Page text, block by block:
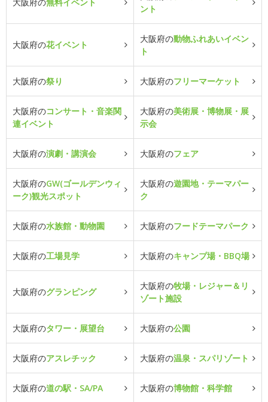
ント
大阪府の花イベント
大阪府の動物ふれあいイベン
ト
大阪府の祭り 大阪府のフリーマーケット
大阪府のコンサート・音楽関
連イベント
大阪府の美術展・博物展・展
示会
大阪府の演劇・講演会 大阪府のフェア
大阪府のGW(ゴールデンウィ
ーク)観光スポット
大阪府の遊園地・テーマパー
ク
大阪府の水族館・動物園 大阪府のフードテーマパーク
大阪府の工場見学 大阪府のキャンプ場・BBQ場
大阪府のグランピング
大阪府の牧場・レジャー＆リ
ゾート施設
大阪府のタワー・展望台 大阪府の公園
大阪府のアスレチック 大阪府の温泉・スパリゾート
大阪府の道の駅・SA/PA 大阪府の博物館・科学館